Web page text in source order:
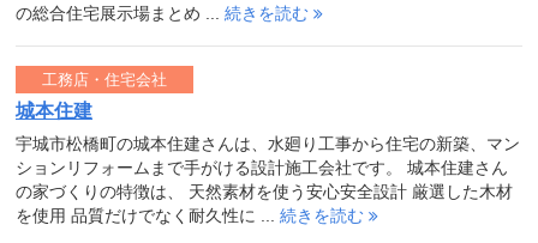
の総合住宅展示場まとめ ... 続きを読む
城本住建
宇城市松橋町の城本住建さんは、水廻り工事から住宅の新築、マン
ションリフォームまで手がける設計施工会社です。 城本住建さん
の家づくりの特徴は、 天然素材を使う安心安全設計 厳選した木材
を使用 品質だけでなく耐久性に ... 続きを読む
工務店・住宅会社